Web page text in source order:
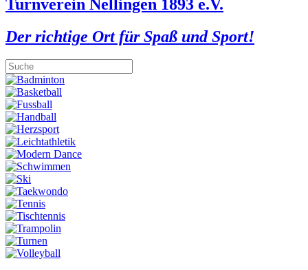
Turnverein Nellingen 1893 e.V.
Der richtige Ort für Spaß und Sport!